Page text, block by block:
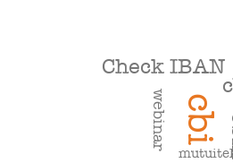
cbi
Check IBAN
webinar
mutuitel